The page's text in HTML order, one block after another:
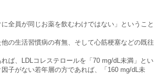
全員が同じお薬を飲むわけではない」ということ
の生活習慣病の有無、そして心筋梗塞などの既往
ば、LDLコレステロールを「70 mg/dL未満」とい
子がない若年層の方であれば、「160 mg/dL未